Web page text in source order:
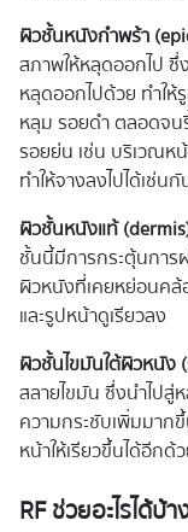
ผิวชั้นหนังกำพร้า (
สภาพให้หลุดออกไป ซึ่
หลุดออกไปด้วย ทำใ
หลุม รอยดำ ตลอดจ
รอยย่น เช่น บริเวณห
ทำให้จางลงไปได้เช่นกั
ผิวชั้นหนังแท้ (
ชั้นนี้มีการกระตุ้นการ
ผิวหนังที่เคยหย่อนคล้
และรูปหน้าดูเรียวลง
ผิวชั้นไขมันใต้ผิวหนัง (
สลายไขมัน ซึ่งนำไปสู่
ความกระชับเพิ่มมาก
หน้าให้เรียวขึ้นได้อีกด้
RF ช่วยอะไรได้บ้า